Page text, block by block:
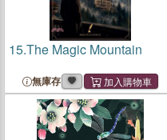
15.The Magic Mountain
無庫存